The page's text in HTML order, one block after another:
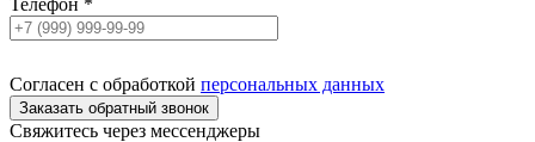
Согласен с обработкой персональных данных
Свяжитесь через мессенджеры